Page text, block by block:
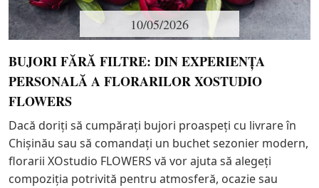
10/05/2026
BUJORI FĂRĂ FILTRE: DIN EXPERIENȚA
PERSONALĂ A FLORARILOR XOSTUDIO
FLOWERS
Dacă doriți să cumpărați bujori proaspeți cu livrare în
Chișinău sau să comandați un buchet sezonier modern,
florarii XOstudio FLOWERS vă vor ajuta să alegeți
compoziția potrivită pentru atmosferă, ocazie sau